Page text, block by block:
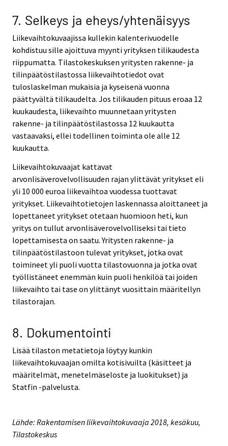
7. Selkeys ja eheys/yhtenäisyys
Liikevaihtokuvaajissa kullekin kalenterivuodelle
kohdistuu sille ajoittuva myynti yrityksen tilikaudesta
riippumatta. Tilastokeskuksen yritysten rakenne- ja
tilinpäätöstilastossa liikevaihtotiedot ovat
tuloslaskelman mukaisia ja kyseisenä vuonna
päättyvältä tilikaudelta. Jos tilikauden pituus eroaa 12
kuukaudesta, liikevaihto muunnetaan yritysten
rakenne- ja tilinpäätöstilastossa 12 kuukautta
vastaavaksi, ellei todellinen toiminta ole alle 12
kuukautta.
Liikevaihtokuvaajat kattavat
arvonlisäverovelvollisuuden rajan ylittävät yritykset eli
yli 10 000 euroa liikevaihtoa vuodessa tuottavat
yritykset. Liikevaihtotietojen laskennassa aloittaneet ja
lopettaneet yritykset otetaan huomioon heti, kun
yritys on tullut arvonlisäverovelvolliseksi tai tieto
lopettamisesta on saatu. Yritysten rakenne- ja
tilinpäätöstilastoon tulevat yritykset, jotka ovat
toimineet yli puoli vuotta tilastovuonna ja jotka ovat
työllistäneet enemmän kuin puoli henkilöä tai joiden
liikevaihto tai tase on ylittänyt vuosittain määritellyn
tilastorajan.
8. Dokumentointi
Lisää tilaston metatietoja löytyy kunkin
liikevaihtokuvaajan omilta kotisivuilta (käsitteet ja
määritelmät, menetelmäseloste ja luokitukset) ja
Statfin -palvelusta.
Lähde: Rakentamisen liikevaihtokuvaaja 2018, kesäkuu,
Tilastokeskus